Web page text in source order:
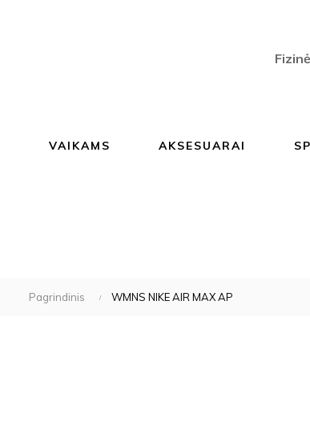
VAIKAMS AKSESUARAI
Pagrindinis WMNS NIKE AIR MAX AP